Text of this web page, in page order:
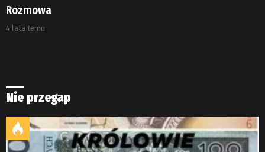
Rozmowa
4 lata temu
Nie przegap